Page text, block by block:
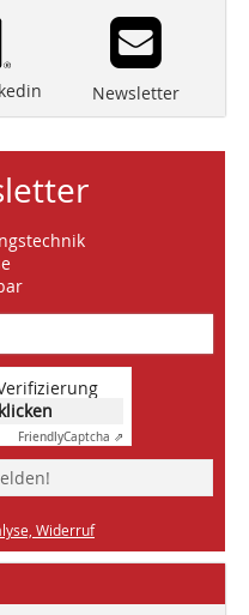
Newsletter
FriendlyCaptcha ⇗
Widerruf